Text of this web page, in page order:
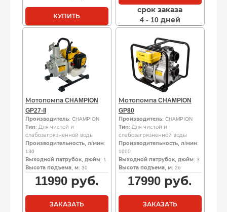
КУПИТЬ
срок заказа
4 - 10 дней
Мотопомпа CHAMPION
GP27-II
Производитель: CHAMPION
Тип: Для чистой и
слабозагрязненной воды
Производительность, л/мин:
130
Выходной патрубок, дюйм: 1
Высота подъема, м: 30
11990руб.
ЗАКАЗАТЬ
Мотопомпа CHAMPION
GP80
Производитель: CHAMPION
Тип: Для чистой и
слабозагрязненной воды
Производительность, л/мин:
1000
Выходной патрубок, дюйм: 3
Высота подъема, м: 26
17990 руб.
ЗАКАЗАТЬ